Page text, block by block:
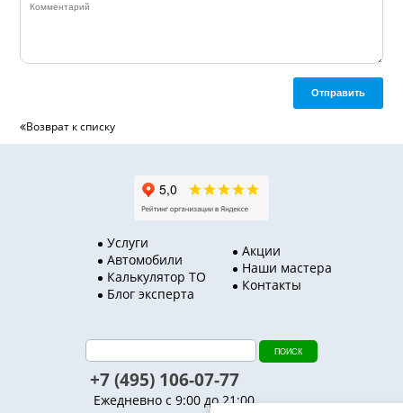
Отправить
Возврат к списку
Услуги
Автомобили
Калькулятор ТО
Блог эксперта
Акции
Наши мастера
Контакты
+7 (495) 106-07-77
Ежедневно с 9:00 до 21:00